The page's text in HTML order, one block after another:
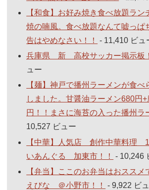
【和食】お好み焼き食べ放題ラン
焼の喃風。食べ放題なんて嘘っぱ
告はやめなさい！！
- 11,410 ビュ
兵庫県 新 高校サッカー掲示板
ュー
【麺】神戸で播州ラーメンが食べ
しました。甘醤油ラーメン680円
円！！まさに海苔の入った播州ラ
10,527 ビュー
【中華】人気店 創作中華料理
いあんぐる 加東市！！
- 10,246
【弁当】ここのお弁当はおススメ
えびな ＠小野市！！
- 9,922 ビ